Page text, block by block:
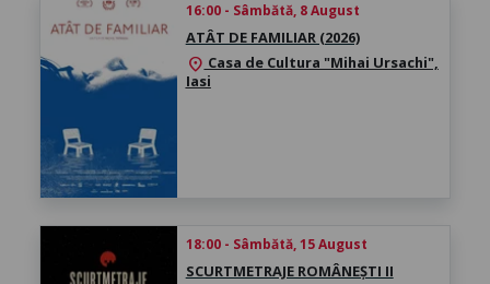
16:00 - Sâmbătă, 8 August
ATÂT DE FAMILIAR (2026)
location_on Casa de Cultura "Mihai Ursachi",
Iasi
18:00 - Sâmbătă, 15 August
SCURTMETRAJE ROMÂNEȘTI II